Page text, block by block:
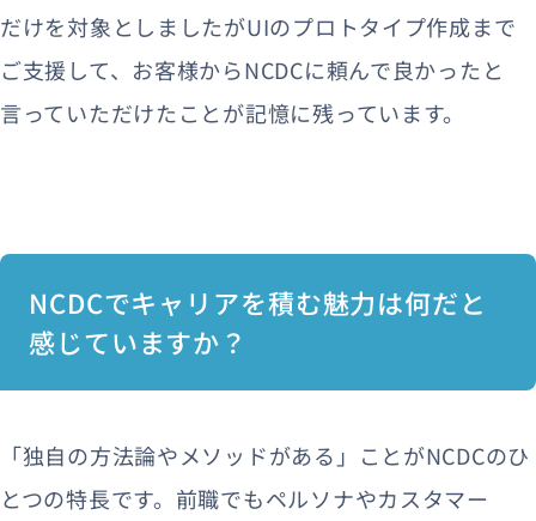
だけを対象としましたがUIのプロトタイプ作成まで
ご支援して、お客様からNCDCに頼んで良かったと
言っていただけたことが記憶に残っています。
NCDCでキャリアを積む魅力は何だと
感じていますか？
「独自の方法論やメソッドがある」ことがNCDCのひ
とつの特長です。前職でもペルソナやカスタマー